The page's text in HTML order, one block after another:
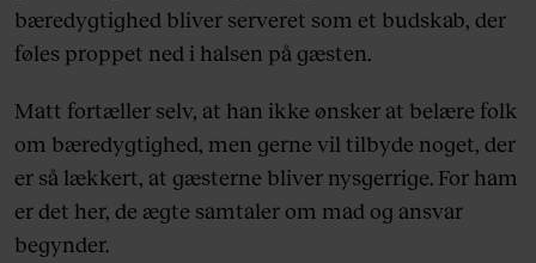
bæredygtighed bliver serveret som et budskab, der
føles proppet ned i halsen på gæsten.
Matt fortæller selv, at han ikke ønsker at belære folk
om bæredygtighed, men gerne vil tilbyde noget, der
er så lækkert, at gæsterne bliver nysgerrige. For ham
er det her, de ægte samtaler om mad og ansvar
begynder.